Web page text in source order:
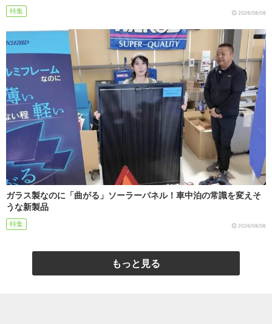
特集 2026/08/06
ガラス製なのに「曲がる」ソーラーパネル！車中泊の常識を変えそ
うな新製品
特集 2026/08/06
もっと見る